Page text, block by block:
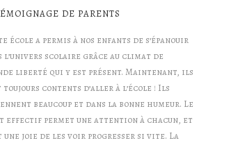
DE PARENTS
école a permis à nos enfants de s’épanouir
l’univers scolaire grâce au climat de
liberté qui y est présent. Maintenant, ils
toujours contents d’aller à l’école ! Ils
beaucoup et dans la bonne humeur. Le
effectif permet une attention à chacun, et
une joie de les voir progresser si vite. La